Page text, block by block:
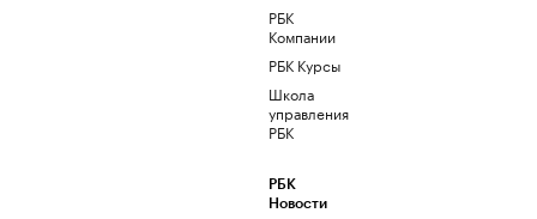
РБК
Компании
РБК Курсы
Школа
управления
РБК
РБК
Новости